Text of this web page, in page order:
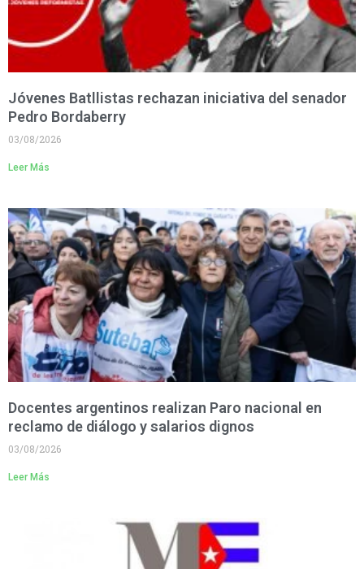
Jóvenes Batllistas rechazan iniciativa del senador
Pedro Bordaberry
03/08/2026
Leer Más
Docentes argentinos realizan Paro nacional en
reclamo de diálogo y salarios dignos
03/08/2026
Leer Más